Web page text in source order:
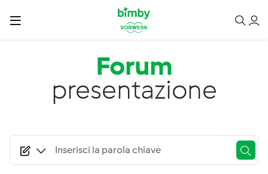
Salta al contenuto principale
Forum
presentazione